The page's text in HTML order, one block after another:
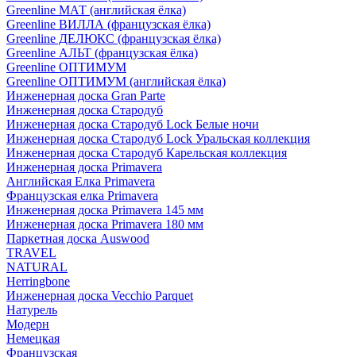
Greenline МАТ (английская ёлка)
Greenline ВИЛЛА (французская ёлка)
Greenline ДЕЛЮКС (французская ёлка)
Greenline АЛЬТ (французская ёлка)
Greenline ОПТИМУМ
Greenline ОПТИМУМ (английская ёлка)
Инженерная доска Gran Parte
Инженерная доска Стародуб
Инженерная доска Стародуб Lock Белые ночи
Инженерная доска Стародуб Lock Уральская коллекция
Инженерная доска Стародуб Карельская коллекция
Инженерная доска Primavera
Английская Елка Primavera
Французская елка Primavera
Инженерная доска Primavera 145 мм
Инженерная доска Primavera 180 мм
Паркетная доска Auswood
TRAVEL
NATURAL
Herringbone
Инженерная доска Vecchio Parquet
Натурель
Модерн
Немецкая
Французская